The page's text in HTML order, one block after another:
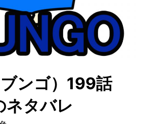
ンゴ）199話
ネタバレ